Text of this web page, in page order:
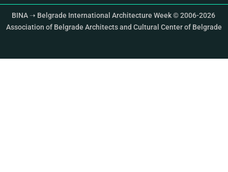
BINA ➝ Belgrade International Architecture Week © 2006-2026
Association of Belgrade Architects and Cultural Center of Belgrade